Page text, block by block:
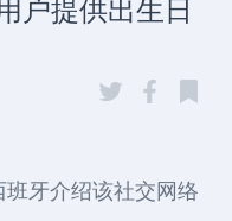
户提供出生日
牙介绍该社交网络